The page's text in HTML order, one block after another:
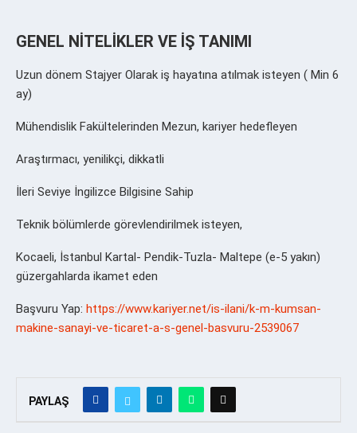
GENEL NİTELİKLER VE İŞ TANIMI
Uzun dönem Stajyer Olarak iş hayatına atılmak isteyen ( Min 6
ay)
Mühendislik Fakültelerinden Mezun, kariyer hedefleyen
Araştırmacı, yenilikçi, dikkatli
İleri Seviye İngilizce Bilgisine Sahip
Teknik bölümlerde görevlendirilmek isteyen,
Kocaeli, İstanbul Kartal- Pendik-Tuzla- Maltepe (e-5 yakın)
güzergahlarda ikamet eden
Başvuru Yap: https://www.kariyer.net/is-ilani/k-m-kumsan-
makine-sanayi-ve-ticaret-a-s-genel-basvuru-2539067
PAYLAŞ